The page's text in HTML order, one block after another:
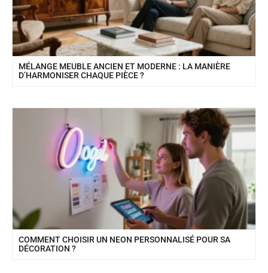
MÉLANGE MEUBLE ANCIEN ET MODERNE : LA MANIÈRE
D’HARMONISER CHAQUE PIÈCE ?
COMMENT CHOISIR UN NEON PERSONNALISÉ POUR SA
DÉCORATION ?